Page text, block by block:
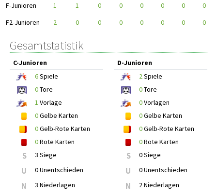
F-Junioren
1 1 0 0 0 0 0
0
F2-Junioren
2 0 0 0 0 0 0 0
Gesamtstatistik
C-Junioren
6Spiele
0Tore
1 Vorlage
0Gelbe Karten
0Gelb-Rote Karten
0Rote Karten
S 3 Siege
U 0 Unentschieden
N 3 Niederlagen
D-Junioren
2Spiele
0Tore
0Vorlagen
0Gelbe Karten
0Gelb-Rote Karten
0Rote Karten
S 0 Siege
U 0 Unentschieden
N 2 Niederlagen